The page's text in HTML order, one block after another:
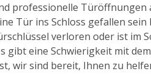
professionelle Türöffnungen
Tür ins Schloss gefallen sein
verloren oder ist im
gibt eine Schwierigkeit mit dem
wir sind bereit, Ihnen zu